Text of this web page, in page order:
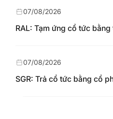
RAL: Tạm ứng cổ tức
07/08/2026
SGR: Trả cổ tức bằng cổ
07/08/2026